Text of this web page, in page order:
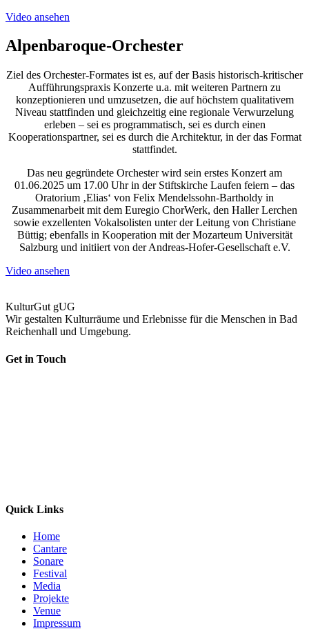
Video ansehen
Alpenbaroque-Orchester
Ziel des Orchester-Formates ist es, auf der Basis historisch-kritischer
Aufführungspraxis Konzerte u.a. mit weiteren Partnern zu
konzeptionieren und umzusetzen, die auf höchstem qualitativem
Niveau stattfinden und gleichzeitig eine regionale Verwurzelung
erleben – sei es programmatisch, sei es durch einen
Kooperationspartner, sei es durch die Architektur, in der das Format
stattfindet.
Das neu gegründete Orchester wird sein erstes Konzert am
01.06.2025 um 17.00 Uhr in der Stiftskirche Laufen feiern – das
Oratorium ‚Elias‘ von Felix Mendelssohn-Bartholdy in
Zusammenarbeit mit dem Euregio ChorWerk, den Haller Lerchen
sowie exzellenten Vokalsolisten unter der Leitung von Christiane
Büttig; ebenfalls in Kooperation mit der Mozarteum Universität
Salzburg und initiiert von der Andreas-Hofer-Gesellschaft e.V.
Video ansehen
KulturGut gUG
Wir gestalten Kulturräume und Erlebnisse für die Menschen in Bad
Reichenhall und Umgebung.
Get in Touch
Quick Links
Home
Cantare
Sonare
Festival
Media
Projekte
Venue
Impressum